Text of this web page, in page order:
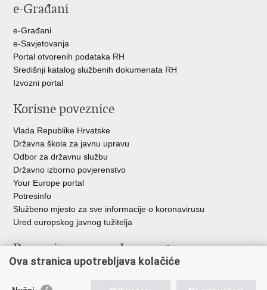
FacebookuTwitteru
e-Građani
e-Građani
e-Savjetovanja
Portal otvorenih podataka RH
Središnji katalog službenih dokumenata RH
Izvozni portal
Korisne poveznice
Vlada Republike Hrvatske
Državna škola za javnu upravu
Odbor za državnu službu
Državno izborno povjerenstvo
Your Europe portal
Potresinfo
Službeno mjesto za sve informacije o koronavirusu
Ured europskog javnog tužitelja
Poveznice pravosudnog sustava
Državno odvjetništvo
Ova stranica upotrebljava kolačiće